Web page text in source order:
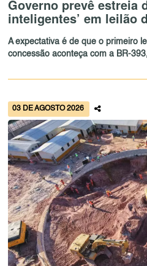
Governo prevê estreia
inteligentes’ em leilão
A expectativa é de que o primeiro
concessão aconteça com a BR-
03 DE AGOSTO 2026